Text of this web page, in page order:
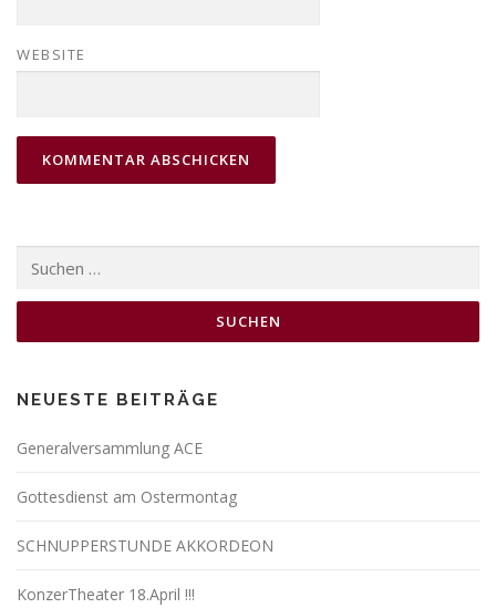
WEBSITE
nach:
NEUESTE BEITRÄGE
Generalversammlung ACE
Gottesdienst am Ostermontag
SCHNUPPERSTUNDE AKKORDEON
KonzerTheater 18.April !!!